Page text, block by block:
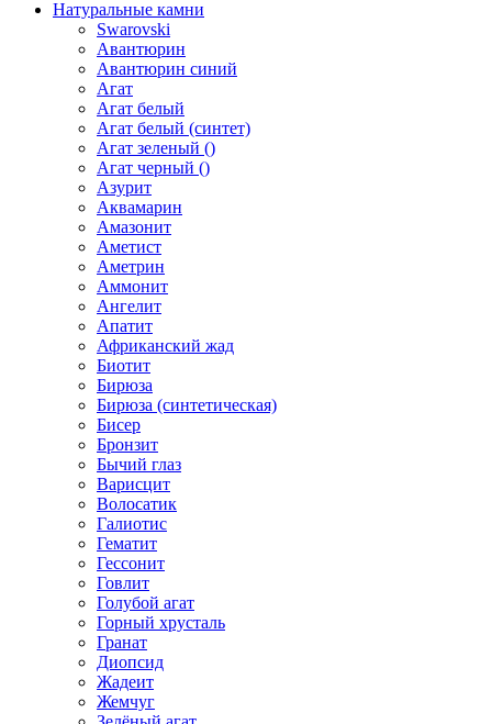
Натуральные камни
Swarovski
Авантюрин
Авантюрин синий
Агат
Агат белый
Агат белый (синтет)
Агат зеленый ()
Агат черный ()
Азурит
Аквамарин
Амазонит
Аметист
Аметрин
Аммонит
Ангелит
Апатит
Африканский жад
Биотит
Бирюза
Бирюза (синтетическая)
Бисер
Бронзит
Бычий глаз
Варисцит
Волосатик
Галиотис
Гематит
Гессонит
Говлит
Голубой агат
Горный хрусталь
Гранат
Диопсид
Жадеит
Жемчуг